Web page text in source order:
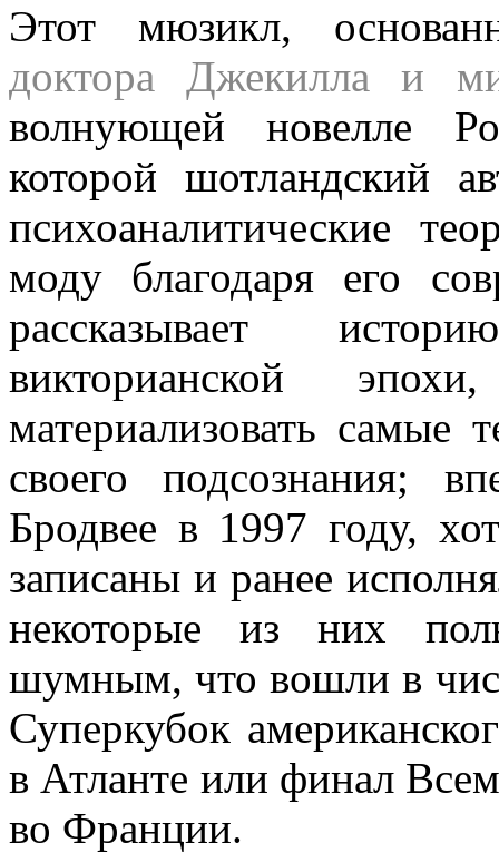
Этот мюзикл,
доктора Джекилла и
волнующей новелле
которой шотландский
психоаналитические
моду благодаря его
рассказывает
викторианской
материализовать самые
своего подсознания;
Бродвее в 1997 году,
записаны и ранее
некоторые из них
шумным, что вошли в
Суперкубок
в Атланте или финал
во Франции.